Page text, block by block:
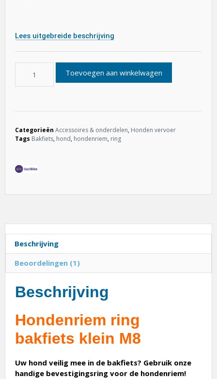
Lees uitgebreide beschrijving
Toevoegen aan winkelwagen
Categorieën Accessoires & onderdelen, Honden vervoer
Tags Bakfiets, hond, hondenriem, ring
Beschrijving
Beoordelingen (1)
Beschrijving
Hondenriem ring
bakfiets klein M8
Uw hond veilig mee in de bakfiets? Gebruik onze
handige bevestigingsring voor de hondenriem!